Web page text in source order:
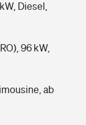
Diesel,
96 kW,
ab